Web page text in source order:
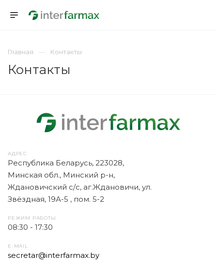
Главная Контакты
Контакты
АДРЕС
Республика Беларусь, 223028,
Минская обл., Минский р-н,
Ждановичский с/с, аг.Ждановичи, ул.
Звёздная, 19А-5 , пом. 5-2
РЕЖИМ РАБОТЫ
08:30 - 17:30
E-MAIL
secretar@interfarmax.by